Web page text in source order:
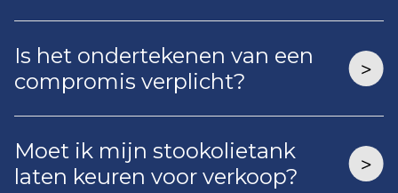
Is het ondertekenen van een
compromis verplicht?
Moet ik mijn stookolietank
laten keuren voor verkoop?